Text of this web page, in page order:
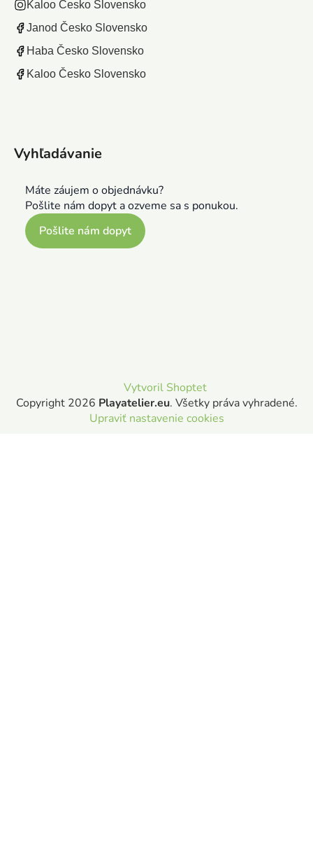
Kaloo Česko Slovensko
Janod Česko Slovensko
Haba Česko Slovensko
Kaloo Česko Slovensko
Vyhľadávanie
Máte záujem o objednávku?
Pošlite nám dopyt a ozveme sa s ponukou.
Pošlite nám dopyt
Vytvoril Shoptet
Copyright 2026 Playatelier.eu. Všetky práva vyhradené.
Upraviť nastavenie cookies